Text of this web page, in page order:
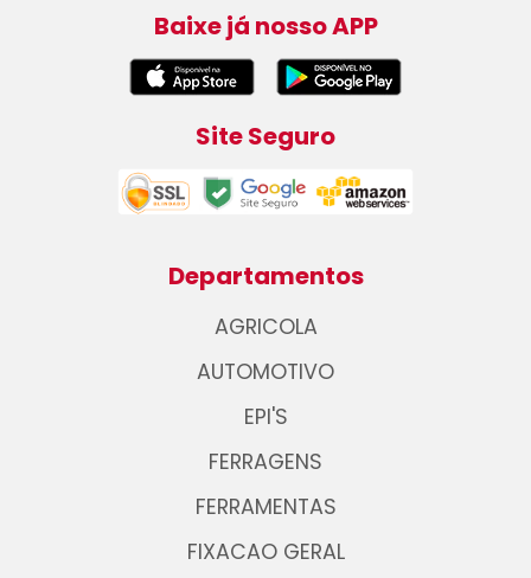
Baixe já nosso APP
Site Seguro
Departamentos
AGRICOLA
AUTOMOTIVO
EPI'S
FERRAGENS
FERRAMENTAS
FIXACAO GERAL